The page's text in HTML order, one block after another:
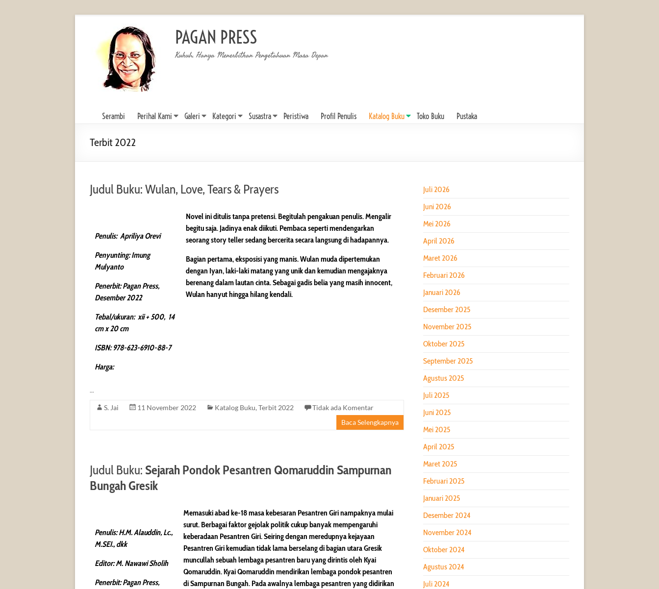
PAGAN PRESS
Kukuh, Hanya Menerbitkan Pengetahuan Masa Depan
Serambi Perihal Kami Galeri Kategori Susastra Peristiwa Profil Penulis Katalog Buku Toko Buku Pustaka
Terbit 2022
Judul Buku: Wulan, Love, Tears & Prayers
Penulis: Apriliya Orevi
Penyunting: Imung
Mulyanto
Penerbit: Pagan Press,
Desember 2022
Tebal/ukuran: xii + 500, 14
cm x 20 cm
ISBN: 978-623-6910-88-7
Harga:
Novel ini ditulis tanpa pretensi. Begitulah pengakuan penulis. Mengalir
begitu saja. Jadinya enak diikuti. Pembaca seperti mendengarkan
seorang story teller sedang bercerita secara langsung di hadapannya.
Bagian pertama, eksposisi yang manis. Wulan muda dipertemukan
dengan Iyan, laki-laki matang yang unik dan kemudian mengajaknya
berenang dalam lautan cinta. Sebagai gadis belia yang masih innocent,
Wulan hanyut hingga hilang kendali.
…
S. Jai 11 November 2022 Katalog Buku, Terbit 2022
Tidak ada Komentar
Baca Selengkapnya
Judul Buku: Sejarah Pondok Pesantren Qomaruddin Sampurnan
Bungah Gresik
Penulis: H.M. Alauddin, Lc.,
M.SEI., dkk
Editor: M. Nawawi Sholih
Penerbit: Pagan Press,
Memasuki abad ke-18 masa kebesaran Pesantren Giri nampaknya mulai
surut. Berbagai faktor gejolak politik cukup banyak mempengaruhi
keberadaan Pesantren Giri. Seiring dengan meredupnya kejayaan
Pesantren Giri kemudian tidak lama berselang di bagian utara Gresik
muncullah sebuah lembaga pesantren baru yang dirintis oleh Kyai
Qomaruddin. Kyai Qomaruddin mendirikan lembaga pondok pesantren
di Sampurnan Bungah. Pada awalnya lembaga pesantren yang didirikan
Juli 2026
Juni 2026
Mei 2026
April 2026
Maret 2026
Februari 2026
Januari 2026
Desember 2025
November 2025
Oktober 2025
September 2025
Agustus 2025
Juli 2025
Juni 2025
Mei 2025
April 2025
Maret 2025
Februari 2025
Januari 2025
Desember 2024
November 2024
Oktober 2024
Agustus 2024
Juli 2024